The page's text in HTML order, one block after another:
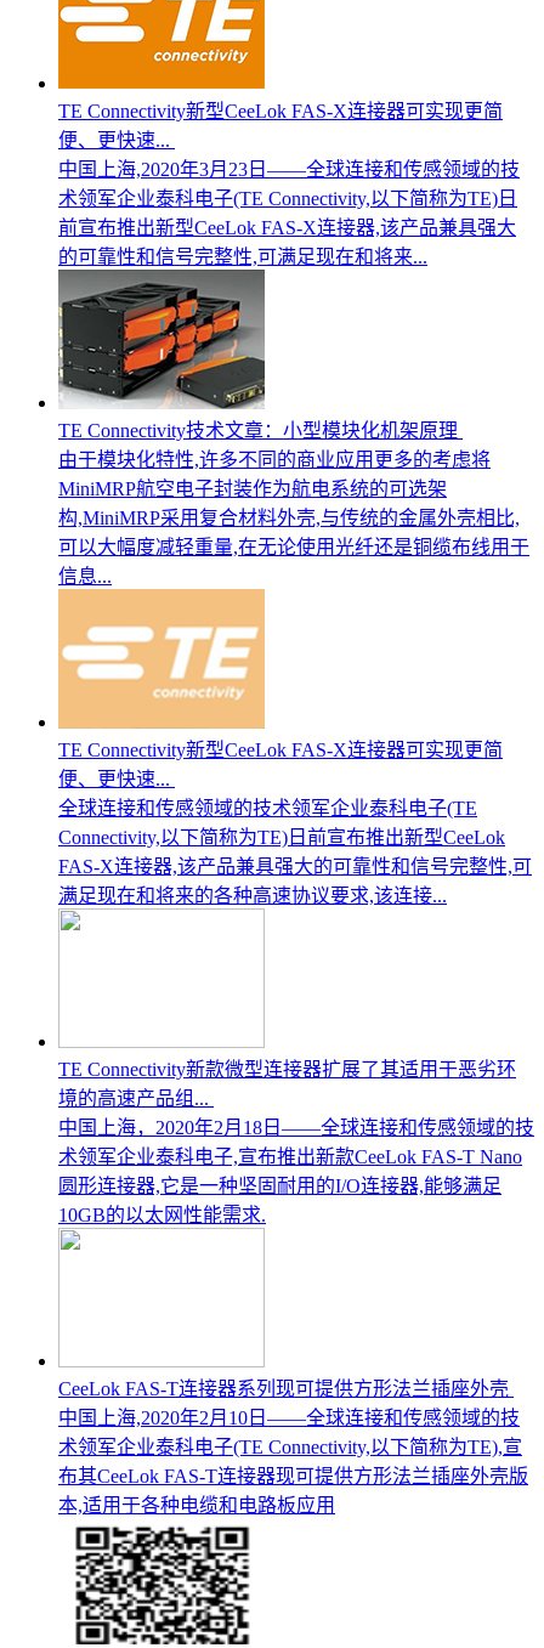
TE Connectivity新型CeeLok FAS-X连接器可实现更简
便、更快速...
中国上海,2020年3月23日——全球连接和传感领域的技
术领军企业泰科电子(TE Connectivity,以下简称为TE)日
前宣布推出新型CeeLok FAS-X连接器,该产品兼具强大
的可靠性和信号完整性,可满足现在和将来...
TE Connectivity技术文章：小型模块化机架原理
由于模块化特性,许多不同的商业应用更多的考虑将
MiniMRP航空电子封装作为航电系统的可选架
构,MiniMRP采用复合材料外壳,与传统的金属外壳相比,
可以大幅度减轻重量,在无论使用光纤还是铜缆布线用于
信息...
TE Connectivity新型CeeLok FAS-X连接器可实现更简
便、更快速...
全球连接和传感领域的技术领军企业泰科电子(TE
Connectivity,以下简称为TE)日前宣布推出新型CeeLok
FAS-X连接器,该产品兼具强大的可靠性和信号完整性,可
满足现在和将来的各种高速协议要求,该连接...
TE Connectivity新款微型连接器扩展了其适用于恶劣环
境的高速产品组...
中国上海，2020年2月18日——全球连接和传感领域的技
术领军企业泰科电子,宣布推出新款CeeLok FAS-T Nano
圆形连接器,它是一种坚固耐用的I/O连接器,能够满足
10GB的以太网性能需求.
CeeLok FAS-T连接器系列现可提供方形法兰插座外壳
中国上海,2020年2月10日——全球连接和传感领域的技
术领军企业泰科电子(TE Connectivity,以下简称为TE),宣
布其CeeLok FAS-T连接器现可提供方形法兰插座外壳版
本,适用于各种电缆和电路板应用